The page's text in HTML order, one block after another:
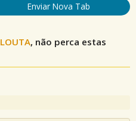
Enviar Nova Tab
LOUTA, não perca estas